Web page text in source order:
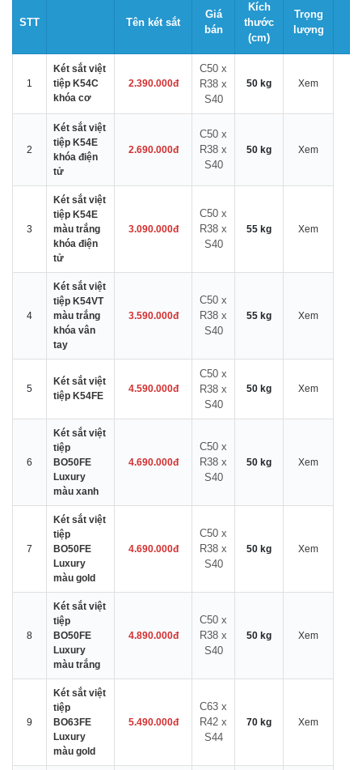
STT Tên két sắt
Giá
bán
Kích
thước
(cm)
Trọng
lượng
1
Két sắt việt
tiệp K54C
khóa cơ
2.390.000đ
C50 x
R38 x
S40
50 kg Xem
2
Két sắt việt
tiệp K54E
khóa điện
tử
2.690.000đ
C50 x
R38 x
S40
50 kg Xem
3
Két sắt việt
tiệp K54E
màu trắng
khóa điện
tử
3.090.000đ
C50 x
R38 x
S40
55 kg Xem
4
Két sắt việt
tiệp K54VT
màu trắng
khóa vân
tay
3.590.000đ
C50 x
R38 x
S40
55 kg Xem
5
Két sắt việt
tiệp K54FE
4.590.000đ
C50 x
R38 x
S40
50 kg Xem
6
Két sắt việt
tiệp
BO50FE
Luxury
màu xanh
4.690.000đ
C50 x
R38 x
S40
50 kg Xem
7
Két sắt việt
tiệp
BO50FE
Luxury
màu gold
4.690.000đ
C50 x
R38 x
S40
50 kg Xem
8
Két sắt việt
tiệp
BO50FE
Luxury
màu trắng
4.890.000đ
C50 x
R38 x
S40
50 kg Xem
9
Két sắt việt
tiệp
BO63FE
Luxury
màu gold
5.490.000đ
C63 x
R42 x
S44
70 kg Xem